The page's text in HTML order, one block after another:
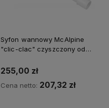
Syfon wannowy McAlpine
"clic-clac" czyszczony od
255,00 zł
Cena netto: 207,32 zł